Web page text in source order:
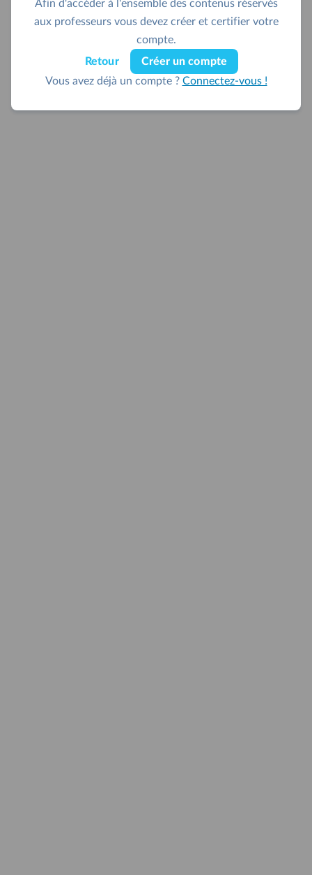
Afin d'accéder à l'ensemble des contenus réservés
aux professeurs vous devez créer et certifier votre
compte.
Retour
Créer un compte
Vous avez déjà un compte ? Connectez-vous !